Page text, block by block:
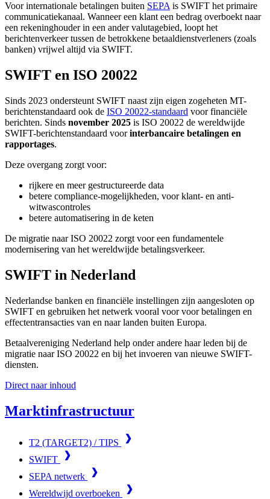
Voor internationale betalingen buiten SEPA is SWIFT het primaire
communicatiekanaal. Wanneer een klant een bedrag overboekt naar
een rekeninghouder in een ander valutagebied, loopt het
berichtenverkeer tussen de betrokkene betaaldienstverleners (zoals
banken) vrijwel altijd via SWIFT.
SWIFT en ISO 20022
Sinds 2023 ondersteunt SWIFT naast zijn eigen zogeheten MT-
berichtenstandaard ook de ISO 20022-standaard voor financiële
berichten. Sinds november 2025 is ISO 20022 de wereldwijde
SWIFT-berichtenstandaard voorinterbancaire betalingen en
rapportages.
Deze overgang zorgt voor:
rijkere en meer gestructureerde data
betere compliance-mogelijkheden, voor klant- en anti-
witwascontroles
betere automatisering in de keten
De migratie naar ISO 20022 zorgt voor een fundamentele
modernisering van het wereldwijde betalingsverkeer.
SWIFT in Nederland
Nederlandse banken en financiële instellingen zijn aangesloten op
SWIFT en gebruiken het netwerk vooral voor voor betalingen en
effectentransacties van en naar landen buiten Europa.
Betaalvereniging Nederland help onder andere haar leden bij de
migratie naar ISO 20022 en bij het invoeren van nieuwe SWIFT-
diensten.
Direct naar inhoud
Marktinfrastructuur
T2 (TARGET2) / TIPS
SWIFT
SEPA netwerk
Wereldwijd overboeken